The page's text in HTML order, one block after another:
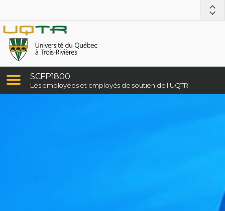
SCFP1800
Les employées et employés de soutien de l'UQTR